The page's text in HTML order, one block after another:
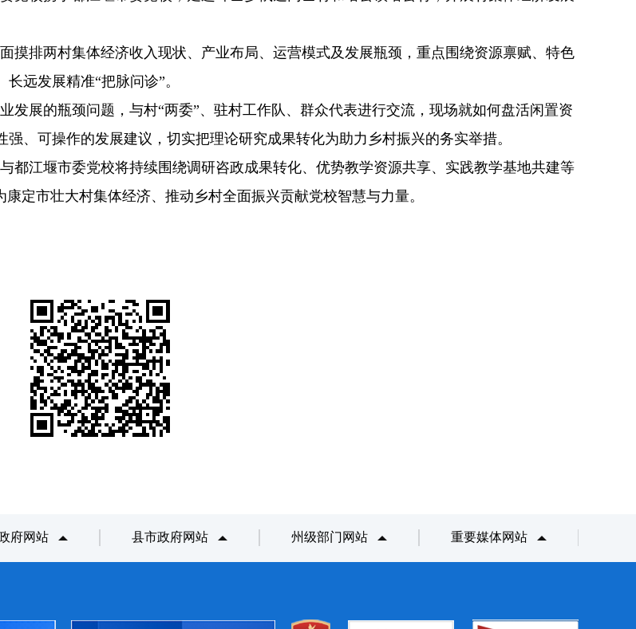
摸排两村集体经济收入现状、产业布局、运营模式及发展瓶颈，重点围绕资源禀赋、特色
长远发展精准“把脉问诊”。
发展的瓶颈问题，与村“两委”、驻村工作队、群众代表进行交流，现场就如何盘活闲置资
、可操作的发展建议，切实把理论研究成果转化为助力乡村振兴的务实举措。
都江堰市委党校将持续围绕调研咨政成果转化、优势教学资源共享、实践教学基地共建等
康定市壮大村集体经济、推动乡村全面振兴贡献党校智慧与力量。
府网站 县市政府网站 州级部门网站 重要媒体网站